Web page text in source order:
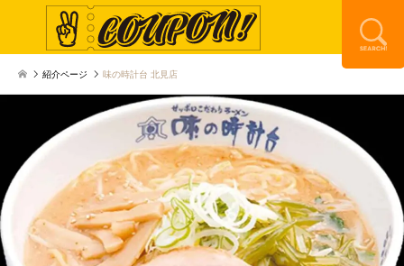
紹介ページ 味の時計台 北見店